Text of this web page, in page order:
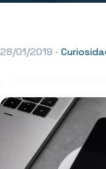
28/01/2019 ·